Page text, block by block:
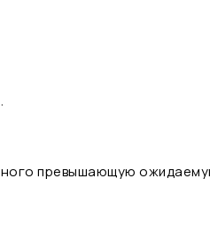
превышающую